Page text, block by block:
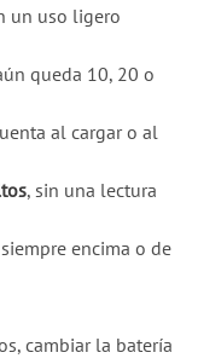
un uso ligero
queda 10, 20 o
al cargar o al
, sin una lectura
encima o de
cambiar la batería